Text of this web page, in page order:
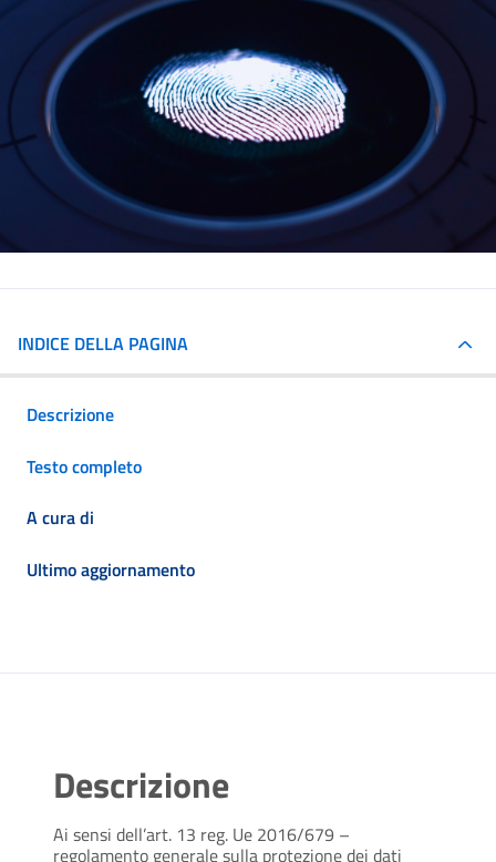
INDICE DELLA PAGINA
Descrizione
Testo completo
A cura di
Ultimo aggiornamento
Descrizione
Ai sensi dell’art. 13 reg. Ue 2016/679 –
regolamento generale sulla protezione dei dati